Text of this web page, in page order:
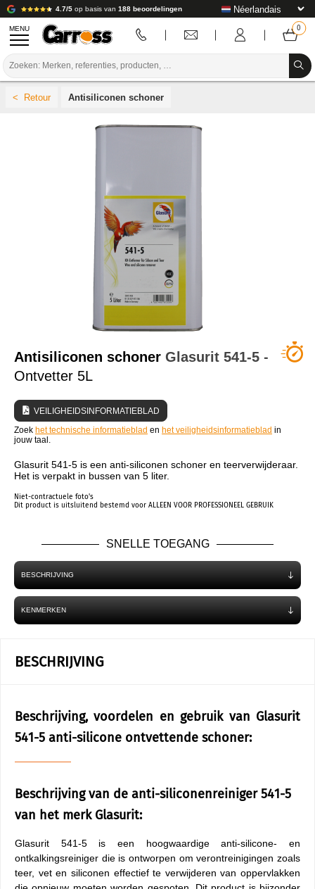
4.7/5 op basis van 188 beoordelingen
MENU
VOORBEREIDING / VERVEN / AFWERKING
VERBRUIKSARTIKELEN VOOR CARROSSERIE
GEREEDSCHAP VOOR CARROSSERIE
UITRUSTING VOOR CARROSSERIE
LABORATORIUMINSTALLATIE
HANDLEIDING & ADVIES
Antisiliconen schoner
Antisiliconen schoner Glasurit 541-5 -
Ontvetter 5L
VEILIGHEIDSINFORMATIEBLAD
Zoek het technische informatieblad en het veiligheidsinformatieblad in
jouw taal.
Glasurit 541-5 is een anti-siliconen schoner en teerverwijderaar.
Het is verpakt in bussen van 5 liter.
Niet-contractuele foto's
Dit product is uitsluitend bestemd voor ALLEEN VOOR PROFESSIONEEL GEBRUIK
SNELLE TOEGANG
BESCHRIJVING
KENMERKEN
BESCHRIJVING
Beschrijving, voordelen en gebruik van Glasurit
541-5 anti-silicone ontvettende schoner:
Beschrijving van de anti-siliconenreiniger 541-5
van het merk Glasurit:
Glasurit 541-5 is een hoogwaardige anti-silicone- en
ontkalkingsreiniger die is ontworpen om verontreinigingen zoals
teer, vet en siliconen effectief te verwijderen van oppervlakken